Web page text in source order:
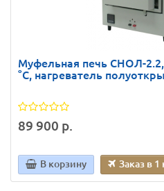
Муфельная печь СНОЛ-
°C, нагреватель
89 900 р.
В корзину Заказ в 1